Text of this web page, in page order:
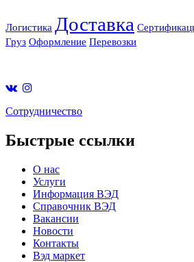
Логистика Доставка
Груз Оформление Перевозки
Cотрудничество
Быстрые ссылки
О нас
Услуги
Информация ВЭД
Справочник ВЭД
Вакансии
Новости
Контакты
Вэд маркет